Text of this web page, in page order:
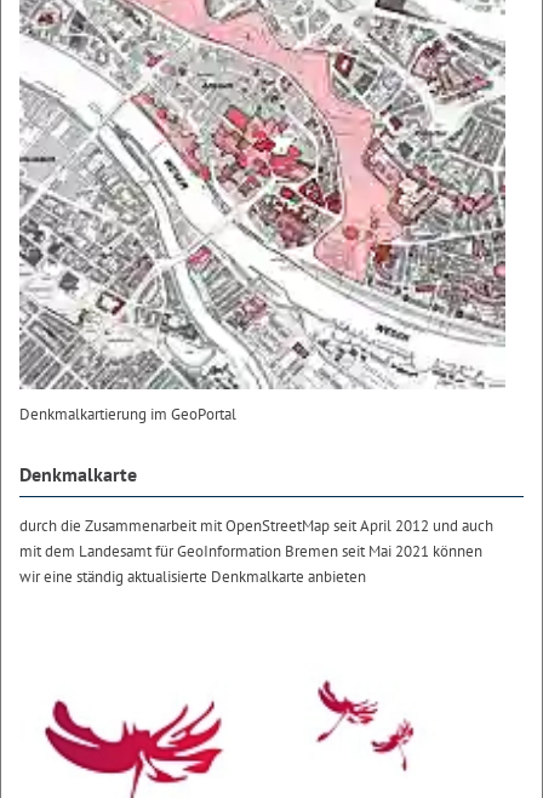
Denkmalkartierung im GeoPortal
Denkmalkarte
durch die Zusammenarbeit mit OpenStreetMap seit April 2012 und auch
mit dem Landesamt für GeoInformation Bremen seit Mai 2021 können
wir eine ständig aktualisierte Denkmalkarte anbieten